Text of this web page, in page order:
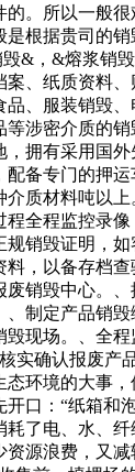
。所以一般
根据贵司的
&，&熔浆销
、纸质资料、
品、服装销毁
涉密介质的
拥有采用国
备专门的押
质材料吨以
全程监控录像
规销毁证明，
，以备存档
销毁中心。、
、制定产品销
毁现场。、全
实确认报废产
环境的大事
口：“纸箱和
了电、水、纤
源浪费，又